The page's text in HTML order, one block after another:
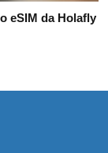
eSIM da Holafly